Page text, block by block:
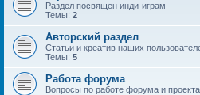
Раздел посвящен инди-играм
Темы: 2
Авторский раздел
Статьи и креатив наших
Темы: 5
Работа форума
Вопросы по работе форума и проекта